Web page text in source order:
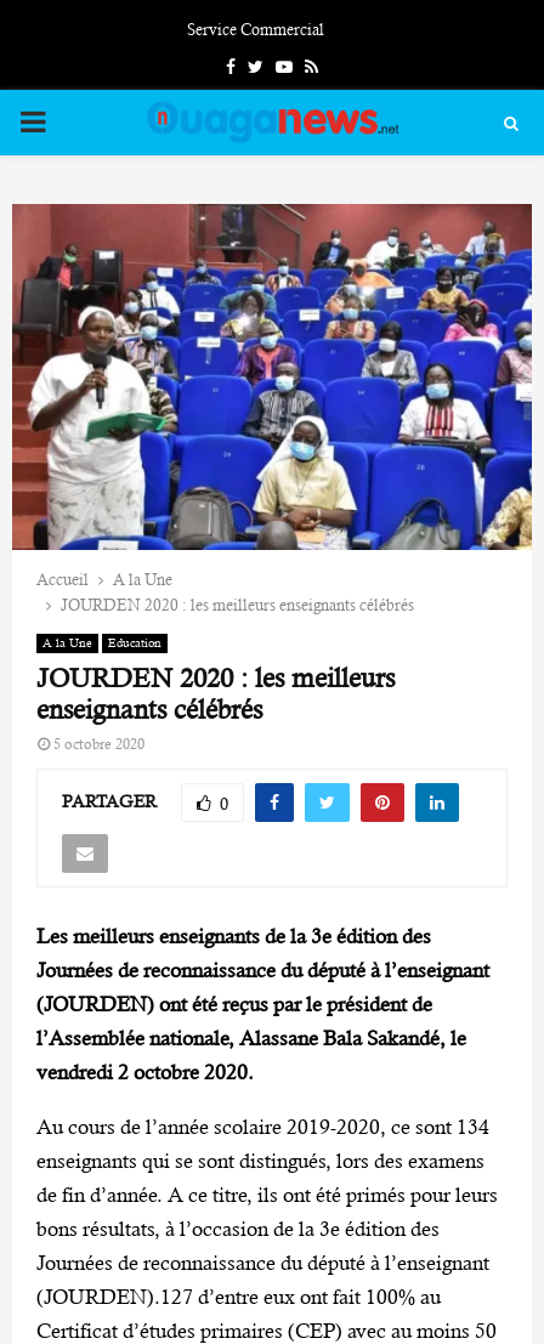
Service Commercial
FacebookTwitterYoutube
Rss
PRIMARY
Accueil
A la Une
JOURDEN 2020 : les meilleurs enseignants célébrés
A la Une Education
JOURDEN 2020 : les meilleurs
enseignants célébrés
5 octobre 2020
PARTAGER 0
Les meilleurs enseignants de la 3e édition des
Journées de reconnaissance du député à l’enseignant
(JOURDEN) ont été reçus par le président de
l’Assemblée nationale, Alassane Bala Sakandé, le
vendredi 2 octobre 2020.
Au cours de l’année scolaire 2019-2020, ce sont 134
enseignants qui se sont distingués, lors des examens
de fin d’année. A ce titre, ils ont été primés pour leurs
bons résultats, à l’occasion de la 3e édition des
Journées de reconnaissance du député à l’enseignant
(JOURDEN).127 d’entre eux ont fait 100% au
Certificat d’études primaires (CEP) avec au moins 50